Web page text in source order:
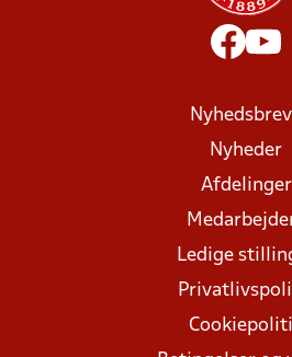
Nyheder
Afdelinger
Ledige